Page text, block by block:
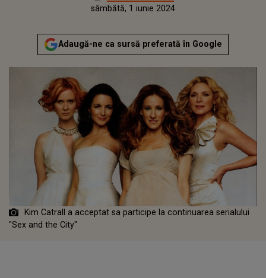
Actualizat:
sâmbătă, 1 iunie 2024
Adaugă-ne ca sursă preferată în Google
Kim Catrall a acceptat sa participe la continuarea serialului
"Sex and the City"